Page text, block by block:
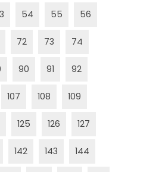
54 55 56
72 73 74
90 91 92
107 108 109
125 126 127
142 143 144